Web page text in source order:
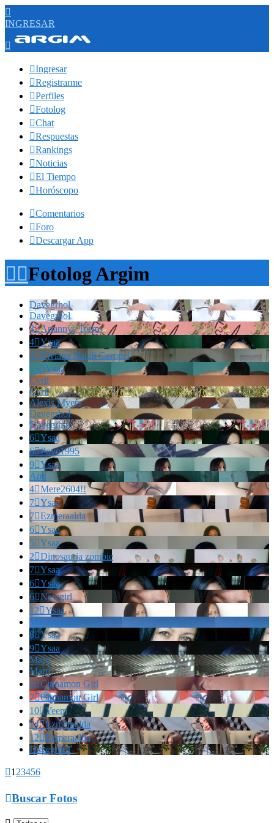

INGRESAR

Ingresar
Registrarme
Perfiles
Fotolog
Chat
Respuestas
Rankings
Noticias
El Tiempo
Horóscopo
Comentarios
Foro
Descargar App
Fotolog Argim
Davegrhol
Davegrhol
3Ariannys Torres
4Ysaa
2Viviana Natali Coronel
15Ysaa
Cvril
Cvril
Alexis Myers
Davegrhol
Davegrhol
6Ysaa
6Povc1995
9Ysaa
And
4Mere2604!!
7Ysaa
7Ezmeraalda
6Ysaa
5Ysaa
2Dinosauria zombie
7Ysaa
6Ysaa
6Newgirl
12Ysaa
Marianella!!!
8Ysaa
9Ysaa
Marrr
Marrr
6Cinnamon Girl
7Cinnamon Girl
10Yeem
14Ezmeraalda
12Ezmeraalda
Davegrhol
1 23456
Buscar Fotos